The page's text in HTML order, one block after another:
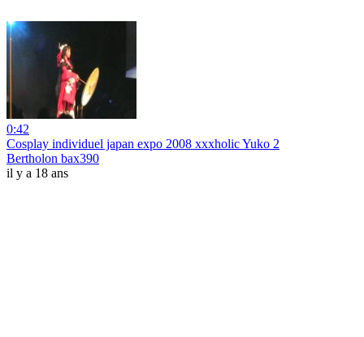
0:42
Cosplay individuel japan expo 2008 xxxholic Yuko 2
Bertholon bax390
il y a 18 ans